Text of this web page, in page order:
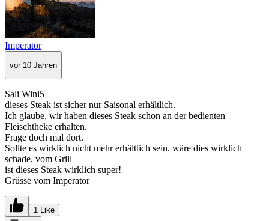
Imperator
vor 10 Jahren
Sali Wini5
dieses Steak ist sicher nur Saisonal erhältlich.
Ich glaube, wir haben dieses Steak schon an der bedienten
Fleischtheke erhalten.
Frage doch mal dort.
Sollte es wirklich nicht mehr erhältlich sein. wäre dies wirklich
schade, vom Grill
ist dieses Steak wirklich super!
Grüsse vom Imperator
1 Like